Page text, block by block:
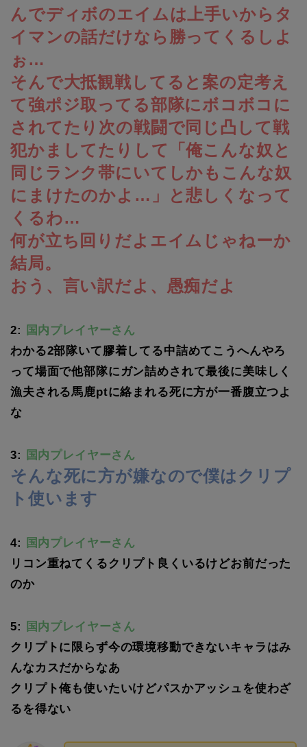
んでディボのエイムは上手いからタ
イマンの話だけなら勝ってくるしよ
ぉ…
そんで大抵観戦してると案の定考え
て強ポジ取ってる部隊にボコボコに
されてたり次の戦闘で同じ凸して戦
犯かましてたりして「俺こんな奴と
同じランク帯にいてしかもこんな奴
にまけたのかよ…」と悲しくなって
くるわ…
何が立ち回りだよエイムじゃねーか
結局。
おう、言い訳だよ、愚痴だよ
2:
国内プレイヤーさん
わかる2部隊いて膠着してる中詰めてこうへんやろ
って場面で他部隊にガン詰めされて最後に美味しく
漁夫される馬鹿ptに絡まれる死に方が一番腹立つよ
な
3: 国内プレイヤーさん
そんな死に方が嫌なので僕はクリプ
ト使います
4:
国内プレイヤーさん
リコン重ねてくるクリプト良くいるけどお前だった
のか
5:
国内プレイヤーさん
クリプトに限らず今の環境移動できないキャラはみ
んなカスだからなあ
クリプト俺も使いたいけどパスかアッシュを使わざ
るを得ない